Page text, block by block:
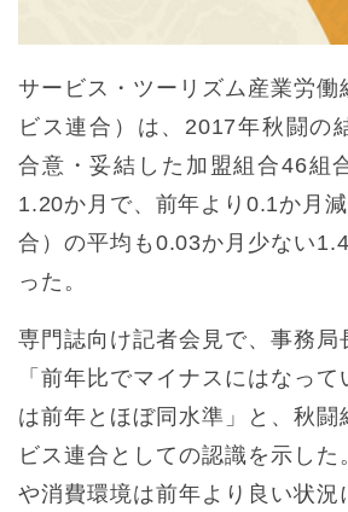
サービス・ツーリズム産業労働
ビス連合）は、2017年秋闘の
合意・妥結した加盟組合46組
1.20か月で、前年より0.1か月
合）の平均も0.03か月少ない
った。
専門誌向け記者会見で、事務局
「前年比でマイナスにはなっ
は前年とほぼ同水準」と、秋闘
ビス連合としての認識を示し
や消費環境は前年より良い状況